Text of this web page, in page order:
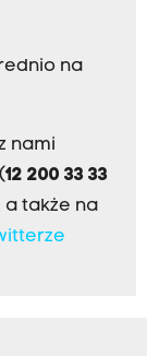
na
nami
12 200 33 33
także na